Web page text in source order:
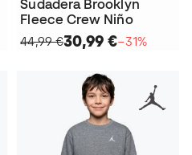
Sudadera Brooklyn
Fleece Crew Niño
44,99 €30,99 €−31%